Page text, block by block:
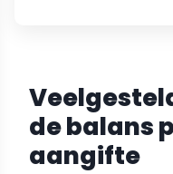
de balans
aangifte